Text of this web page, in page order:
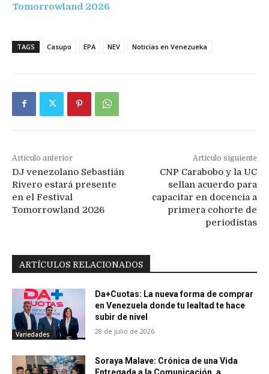
Tomorrowland 2026
TAGS Casupo EPA NEV Noticias en Venezueka
Artículo anterior
DJ venezolano Sebastián
Rivero estará presente
en el Festival
Tomorrowland 2026
Artículo siguiente
CNP Carabobo y la UC
sellan acuerdo para
capacitar en docencia a
primera cohorte de
periodistas
ARTÍCULOS RELACIONADOS
Variedades
Da+Cuotas: La nueva forma de comprar
en Venezuela donde tu lealtad te hace
subir de nivel
28 de julio de 2026
Soraya Malave: Crónica de una Vida